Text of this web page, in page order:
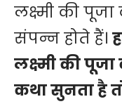
लक्ष्मी की
संपन्न होते हैं।
लक्ष्मी की
कथा सुनता है